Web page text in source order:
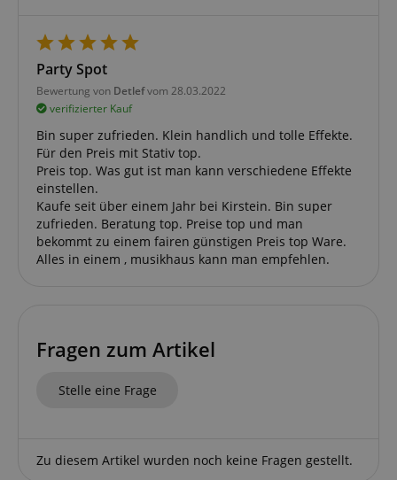
Party Spot
Bewertung von Detlefvom 28.03.2022
verifizierter Kauf
Bin super zufrieden. Klein handlich und tolle Effekte.
Für den Preis mit Stativ top.
Preis top. Was gut ist man kann verschiedene Effekte
einstellen.
Kaufe seit über einem Jahr bei Kirstein. Bin super
zufrieden. Beratung top. Preise top und man
bekommt zu einem fairen günstigen Preis top Ware.
Alles in einem , musikhaus kann man empfehlen.
Fragen zum Artikel
Stelle eine Frage
Zu diesem Artikel wurden noch keine Fragen gestellt.
Cookie
Anbieter /
Domain
zoovu-
vid-
91347
www.kirstein.at
1
59
Minuten
Enables
the state of
zoovu
assistant for
a given end
user (what
answers were
Datenschutzerklärung